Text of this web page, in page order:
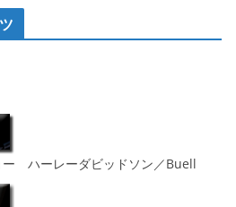
ー ハーレーダビッドソン／Buell